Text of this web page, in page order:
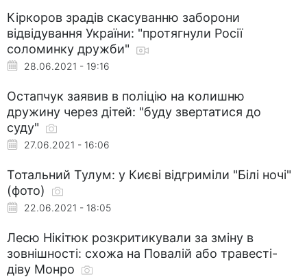
Кіркоров зрадів скасуванню заборони
відвідування України: "протягнули Росії
соломинку дружби"
28.06.2021 - 19:16
Остапчук заявив в поліцію на колишню
дружину через дітей: "буду звертатися до
суду"
27.06.2021 - 16:06
Тотальний Тулум: у Києві відгриміли "Білі ночі"
(фото)
22.06.2021 - 18:05
Лесю Нікітюк розкритикували за зміну в
зовнішності: схожа на Повалій або травесті-
діву Монро